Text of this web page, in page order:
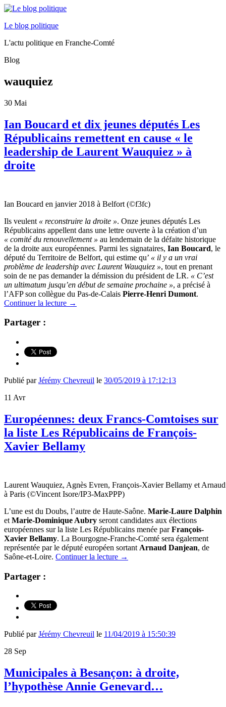
Le blog politique
L'actu politique en Franche-Comté
Blog
wauquiez
30 Mai
Ian Boucard et dix jeunes députés Les
Républicains remettent en cause « le
leadership de Laurent Wauquiez » à
droite
Ian Boucard en janvier 2018 à Belfort (©f3fc)
Ils veulent « reconstruire la droite ». Onze jeunes députés Les
Républicains appellent dans une lettre ouverte à la création d’un
« comité du renouvellement » au lendemain de la défaite historique
de la droite aux européennes. Parmi les signataires, Ian Boucard, le
député du Territoire de Belfort, qui estime qu’ « il y a un vrai
problème de leadership avec Laurent Wauquiez », tout en prenant
soin de ne pas demander la démission du président de LR. « C’est
un ultimatum jusqu’en début de semaine prochaine », a précisé à
l’AFP son collègue du Pas-de-Calais Pierre-Henri Dumont.
Continuer la lecture →
Partager :
Publié parJérémy Chevreuil le 30/05/2019 à 17:12:13
11 Avr
Européennes: deux Francs-Comtoises sur
la liste Les Républicains de François-
Xavier Bellamy
Laurent Wauquiez, Agnès Evren, François-Xavier Bellamy et
à Paris (©Vincent Isore/IP3-MaxPPP)
L’une est du Doubs, l’autre de Haute-Saône. Marie-Laure Dalphin
et Marie-Dominique Aubry seront candidates aux élections
européennes sur la liste Les Républicains menée parFrançois-
Xavier Bellamy. La Bourgogne-Franche-Comté sera également
représentée par le député européen sortant Arnaud Danjean, de
Saône-et-Loire. Continuer la lecture →
Partager :
Publié parJérémy Chevreuil le 11/04/2019 à 15:50:39
28 Sep
Municipales à Besançon: à droite,
l’hypothèse Annie Genevard…